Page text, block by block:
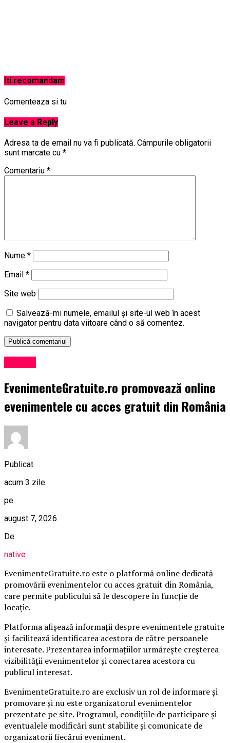
Iti recomandam
Comenteaza si tu
Leave a Reply
Adresa ta de email nu va fi publicată. Câmpurile obligatorii
sunt marcate cu *
Comentariu *
Nume *
Email *
Site web
Salvează-mi numele, emailul și site-ul web în acest
navigator pentru data viitoare când o să comentez.
EvenimenteGratuite.ro promovează online
evenimentele cu acces gratuit din România
Publicat
acum 3 zile
pe
august 7, 2026
De
native
EvenimenteGratuite.ro este o platformă online dedicată
promovării evenimentelor cu acces gratuit din România,
care permite publicului să le descopere în funcție de
locație.
Platforma afișează informații despre evenimentele gratuite
și facilitează identificarea acestora de către persoanele
interesate. Prezentarea informațiilor urmărește creșterea
vizibilității evenimentelor și conectarea acestora cu
publicul interesat.
EvenimenteGratuite.ro are exclusiv un rol de informare și
promovare și nu este organizatorul evenimentelor
prezentate pe site. Programul, condițiile de participare și
eventualele modificări sunt stabilite și comunicate de
organizatorii fiecărui eveniment.